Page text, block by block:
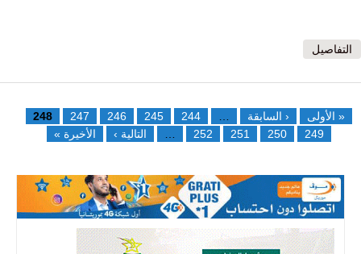
التفاصيل
الصفحات
« الأولى ‹ السابقة 244
245
246
247
248
249
250
251
252 التالية › الأخيرة »